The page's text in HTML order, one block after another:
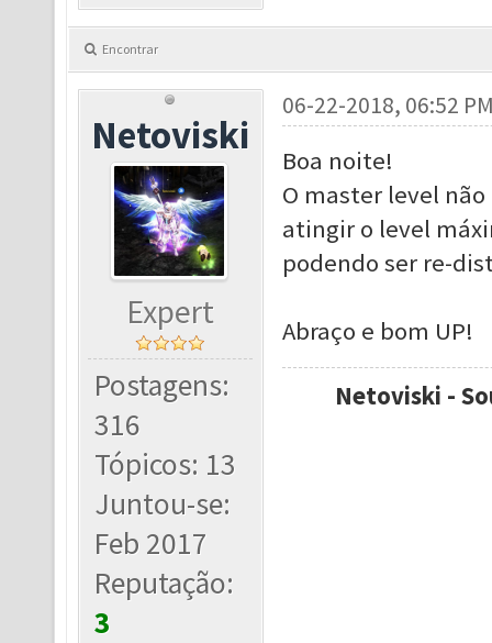
Encontrar
Netoviski
Expert
Postagens:
316
Tópicos: 13
Juntou-se:
Feb 2017
Reputação:
3
06-22-2018, 06:52
Boa noite!
O master level
atingir o level
podendo ser re-
Abraço e bom UP!
Netoviski -